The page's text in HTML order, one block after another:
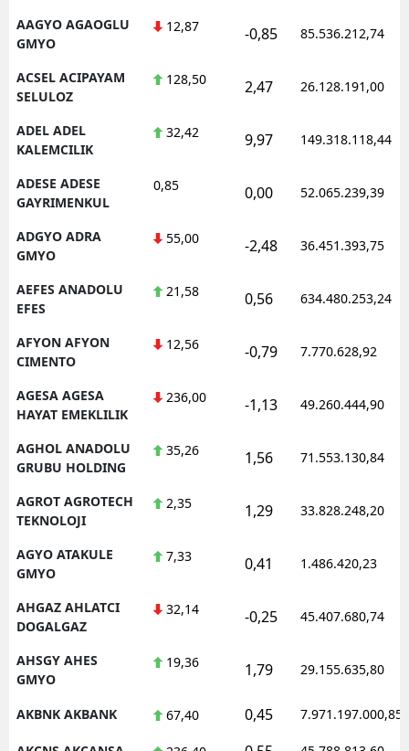
AAGYO AGAOGLU
GMYO
12,87 -0,85 85.536.212,74
ACSEL ACIPAYAM
SELULOZ
128,50 2,47 26.128.191,00
ADEL ADEL
KALEMCILIK
32,42 9,97 149.318.118,44
ADESE ADESE
GAYRIMENKUL
0,85 0,00 52.065.239,39
ADGYO ADRA
GMYO
55,00 -2,48 36.451.393,75
AEFES ANADOLU
EFES
21,58 0,56 634.480.253,24
AFYON AFYON
CIMENTO
12,56 -0,79 7.770.628,92
AGESA AGESA
HAYAT EMEKLILIK
236,00 -1,13 49.260.444,90
AGHOL ANADOLU
GRUBU HOLDING
35,26 1,56 71.553.130,84
AGROT AGROTECH
TEKNOLOJI
2,35 1,29 33.828.248,20
AGYO ATAKULE
GMYO
7,33 0,41 1.486.420,23
AHGAZ AHLATCI
DOGALGAZ
32,14 -0,25 45.407.680,74
AHSGY AHES
GMYO
19,36 1,79 29.155.635,80
AKBNK AKBANK 67,40 0,45 7.971.197.000,85